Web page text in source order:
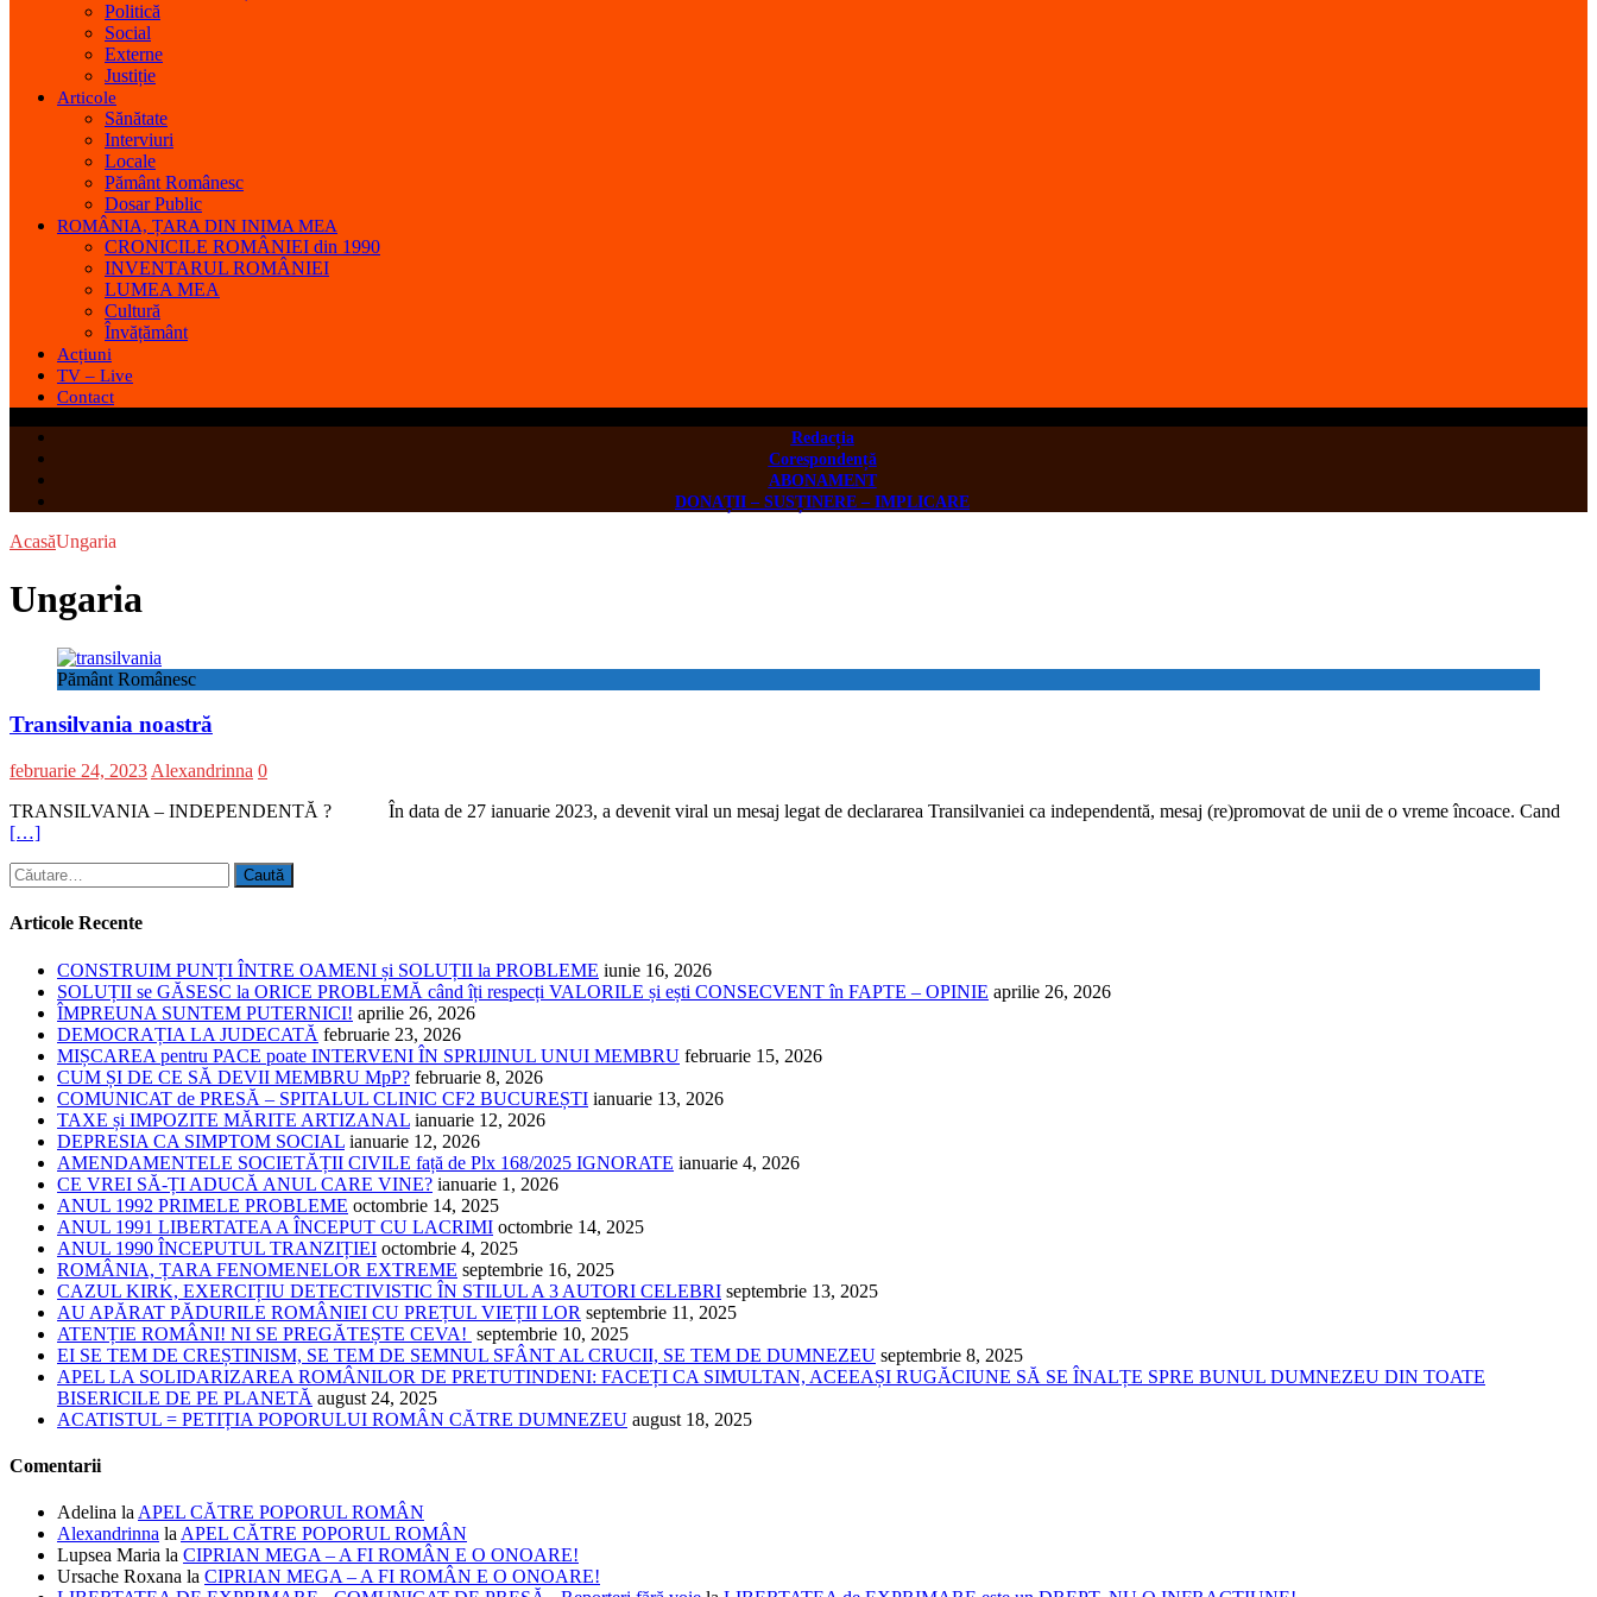
Politică
Social
Externe
Justiție
Articole
Sănătate
Interviuri
Locale
Pământ Românesc
Dosar Public
ROMÂNIA, ȚARA DIN INIMA MEA
CRONICILE ROMÂNIEI din 1990
INVENTARUL ROMÂNIEI
LUMEA MEA
Cultură
Învățământ
Acțiuni
TV – Live
Contact
Redacția
Corespondență
ABONAMENT
DONAȚII – SUSȚINERE – IMPLICARE
AcasăUngaria
Ungaria
Pământ Românesc
Transilvania noastră
februarie 24, 2023 Alexandrinna 0
TRANSILVANIA – INDEPENDENTĂ ? În data de 27 ianuarie 2023, a devenit viral un mesaj legat de declararea Transilvaniei ca independentă, mesaj (re)promovat de unii de o vreme încoace. Cand
[…]
Caută
după:
Articole Recente
CONSTRUIM PUNȚI ÎNTRE OAMENI și SOLUȚII la PROBLEME iunie 16, 2026
SOLUȚII se GĂSESC la ORICE PROBLEMĂ când îți respecți VALORILE și ești CONSECVENT în FAPTE – OPINIE aprilie 26, 2026
ÎMPREUNA SUNTEM PUTERNICI! aprilie 26, 2026
DEMOCRAȚIA LA JUDECATĂ februarie 23, 2026
MIȘCAREA pentru PACE poate INTERVENI ÎN SPRIJINUL UNUI MEMBRU februarie 15, 2026
CUM ȘI DE CE SĂ DEVII MEMBRU MpP? februarie 8, 2026
COMUNICAT de PRESĂ – SPITALUL CLINIC CF2 BUCUREȘTI ianuarie 13, 2026
TAXE și IMPOZITE MĂRITE ARTIZANAL ianuarie 12, 2026
DEPRESIA CA SIMPTOM SOCIAL ianuarie 12, 2026
AMENDAMENTELE SOCIETĂȚII CIVILE față de Plx 168/2025 IGNORATE ianuarie 4, 2026
CE VREI SĂ-ȚI ADUCĂ ANUL CARE VINE? ianuarie 1, 2026
ANUL 1992 PRIMELE PROBLEME octombrie 14, 2025
ANUL 1991 LIBERTATEA A ÎNCEPUT CU LACRIMI octombrie 14, 2025
ANUL 1990 ÎNCEPUTUL TRANZIȚIEI octombrie 4, 2025
ROMÂNIA, ȚARA FENOMENELOR EXTREME septembrie 16, 2025
CAZUL KIRK, EXERCIȚIU DETECTIVISTIC ÎN STILUL A 3 AUTORI CELEBRI septembrie 13, 2025
AU APĂRAT PĂDURILE ROMÂNIEI CU PREȚUL VIEȚII LOR septembrie 11, 2025
ATENȚIE ROMÂNI! NI SE PREGĂTEȘTE CEVA! septembrie 10, 2025
EI SE TEM DE CREȘTINISM, SE TEM DE SEMNUL SFÂNT AL CRUCII, SE TEM DE DUMNEZEU septembrie 8, 2025
APEL LA SOLIDARIZAREA ROMÂNILOR DE PRETUTINDENI: FACEȚI CA SIMULTAN, ACEEAȘI RUGĂCIUNE SĂ SE ÎNALȚE SPRE BUNUL DUMNEZEU DIN TOATE
BISERICILE DE PE PLANETĂ august 24, 2025
ACATISTUL = PETIȚIA POPORULUI ROMÂN CĂTRE DUMNEZEU august 18, 2025
Comentarii
Adelina la APEL CĂTRE POPORUL ROMÂN
Alexandrinna la APEL CĂTRE POPORUL ROMÂN
Lupsea Maria la CIPRIAN MEGA – A FI ROMÂN E O ONOARE!
Ursache Roxana la CIPRIAN MEGA – A FI ROMÂN E O ONOARE!